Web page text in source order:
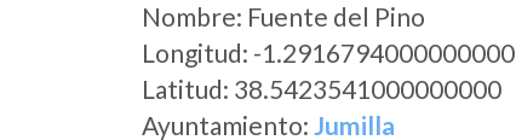
Nombre: Fuente del Pino
Longitud: -1.2916794000000000
Latitud: 38.5423541000000000
Ayuntamiento: Jumilla